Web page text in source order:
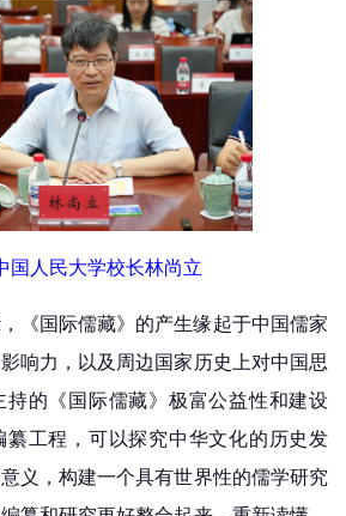
国人民大学校长林尚立
国际儒藏》的产生缘起于中国儒家
响力，以及周边国家历史上对中国思
持的《国际儒藏》极富公益性和建设
纂工程，可以探究中华文化的历史发
义，构建一个具有世界性的儒学研究